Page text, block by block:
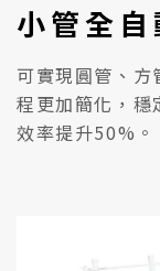
小管全
可實現圓管、方
程更加簡化，穩
效率提升50%。